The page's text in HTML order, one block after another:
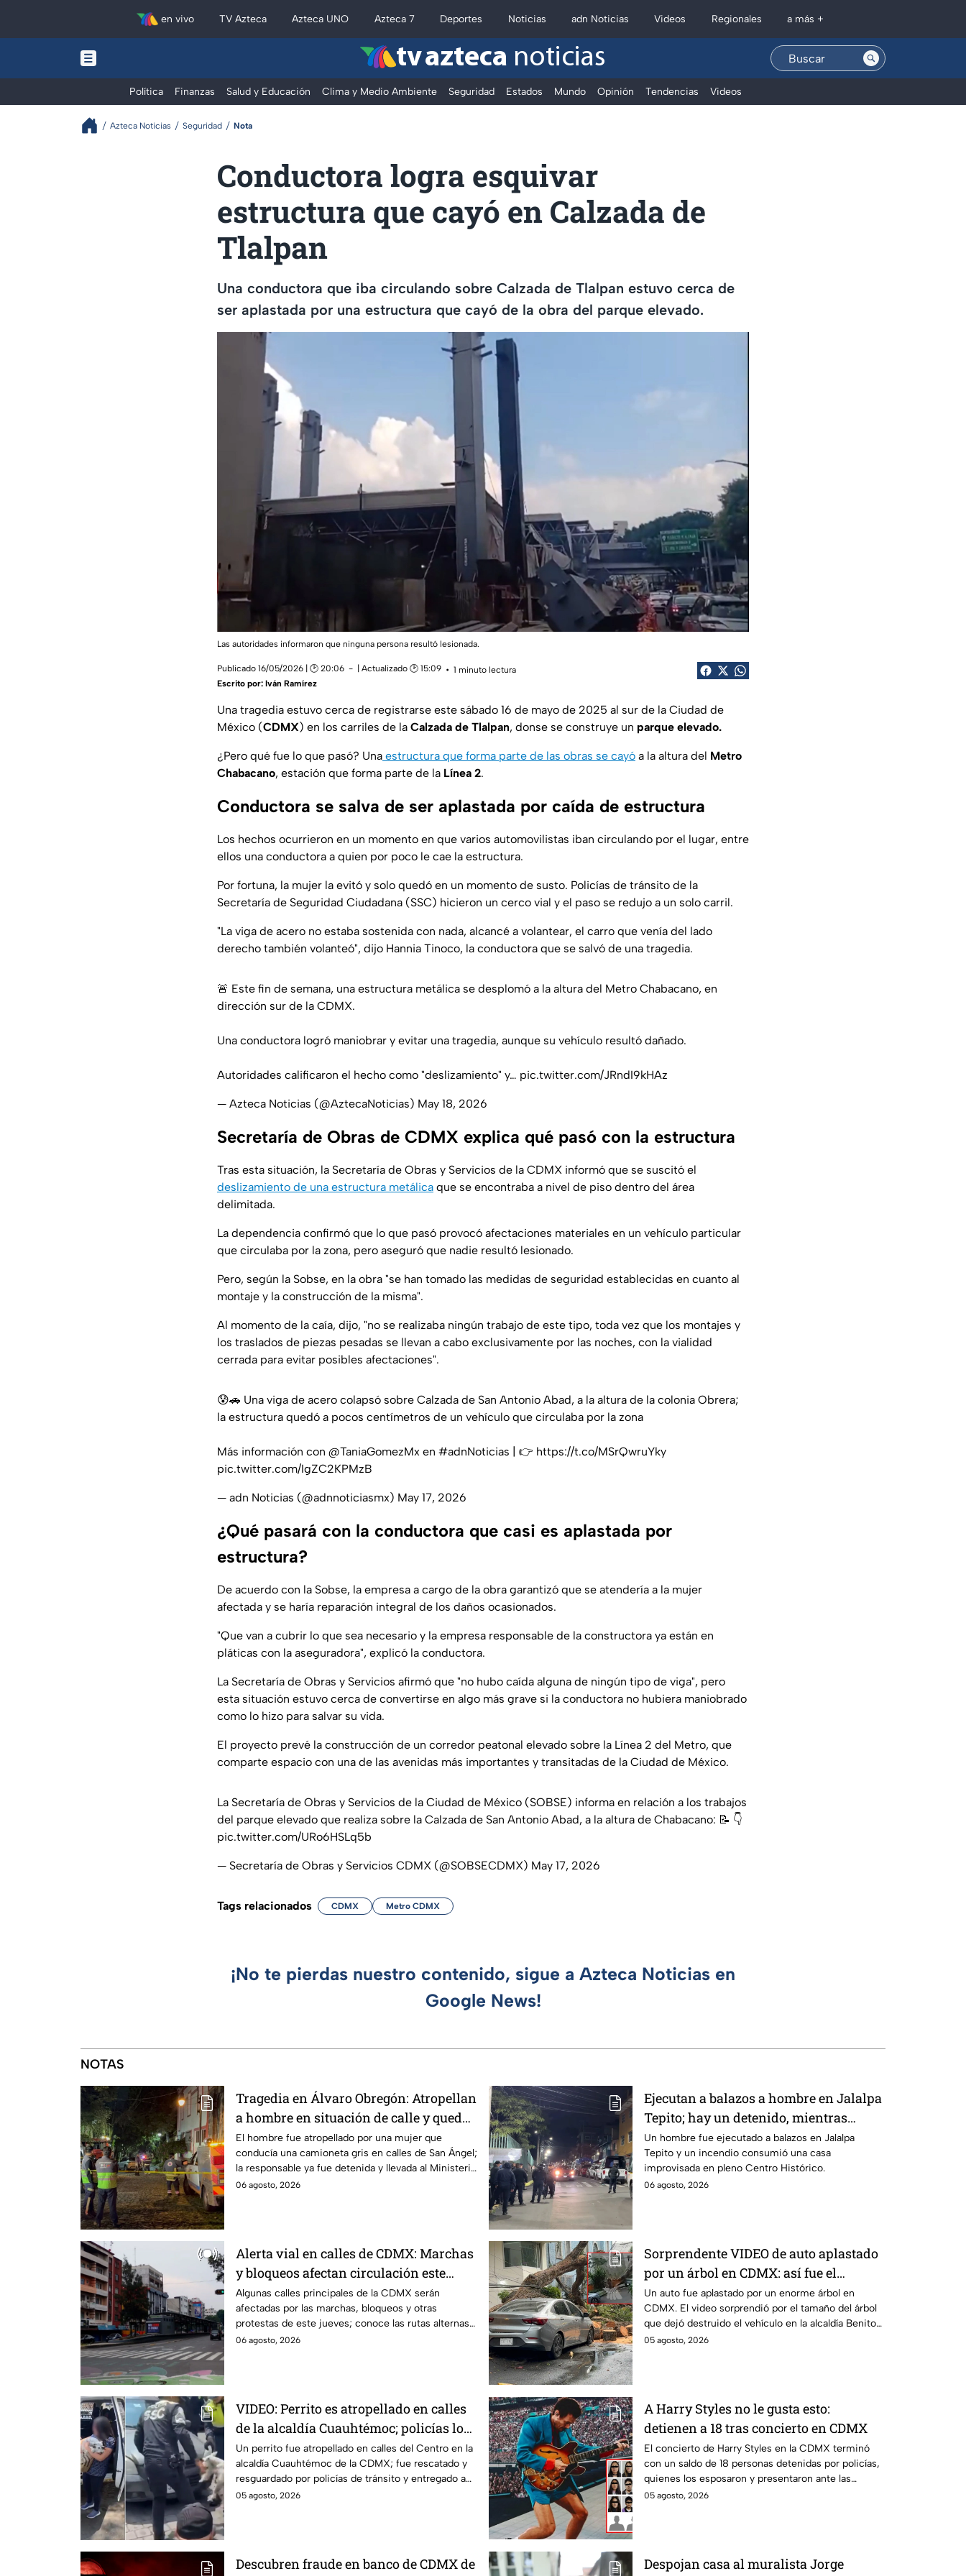
en vivo TV Azteca Azteca UNO Azteca 7 Deportes Noticias adn Noticias Videos Regionales a más +
tv azteca noticias
Política Finanzas Salud y Educación Clima y Medio Ambiente Seguridad Estados Mundo Opinión Tendencias Videos
Azteca Noticias Seguridad Nota
Conductora logra esquivar
estructura que cayó en Calzada de
Tlalpan
Una conductora que iba circulando sobre Calzada de Tlalpan estuvo cerca de
ser aplastada por una estructura que cayó de la obra del parque elevado.
Las autoridades informaron que ninguna persona resultó lesionada.
Publicado 16/05/2026 | 🕑 20:06 | Actualizado 🕑 15:09
1 minuto lectura
Escrito por: Iván Ramírez
Una tragedia estuvo cerca de registrarse este sábado 16 de mayo de 2025 al sur de la Ciudad de
México (CDMX) en los carriles de la Calzada de Tlalpan, donse se construye un parque elevado.
¿Pero qué fue lo que pasó? Una estructura que forma parte de las obras se cayó a la altura del Metro
Chabacano, estación que forma parte de la Línea 2.
Conductora se salva de ser aplastada por caída de estructura
Los hechos ocurrieron en un momento en que varios automovilistas iban circulando por el lugar, entre
ellos una conductora a quien por poco le cae la estructura.
Por fortuna, la mujer la evitó y solo quedó en un momento de susto. Policías de tránsito de la
Secretaría de Seguridad Ciudadana (SSC) hicieron un cerco vial y el paso se redujo a un solo carril.
"La viga de acero no estaba sostenida con nada, alcancé a volantear, el carro que venía del lado
derecho también volanteó", dijo Hannia Tinoco, la conductora que se salvó de una tragedia.
🚨 Este fin de semana, una estructura metálica se desplomó a la altura del Metro Chabacano, en
dirección sur de la CDMX.
Una conductora logró maniobrar y evitar una tragedia, aunque su vehículo resultó dañado.
Autoridades calificaron el hecho como "deslizamiento" y… pic.twitter.com/JRndI9kHAz
— Azteca Noticias (@AztecaNoticias) May 18, 2026
Secretaría de Obras de CDMX explica qué pasó con la estructura
Tras esta situación, la Secretaría de Obras y Servicios de la CDMX informó que se suscitó el
deslizamiento de una estructura metálica que se encontraba a nivel de piso dentro del área
delimitada.
La dependencia confirmó que lo que pasó provocó afectaciones materiales en un vehículo particular
que circulaba por la zona, pero aseguró que nadie resultó lesionado.
Pero, según la Sobse, en la obra "se han tomado las medidas de seguridad establecidas en cuanto al
montaje y la construcción de la misma".
Al momento de la caía, dijo, "no se realizaba ningún trabajo de este tipo, toda vez que los montajes y
los traslados de piezas pesadas se llevan a cabo exclusivamente por las noches, con la vialidad
cerrada para evitar posibles afectaciones".
😰🚗 Una viga de acero colapsó sobre Calzada de San Antonio Abad, a la altura de la colonia Obrera;
la estructura quedó a pocos centímetros de un vehículo que circulaba por la zona
Más información con @TaniaGomezMx en #adnNoticias | 👉 https://t.co/MSrQwruYky
pic.twitter.com/IgZC2KPMzB
— adn Noticias (@adnnoticiasmx) May 17, 2026
¿Qué pasará con la conductora que casi es aplastada por
estructura?
De acuerdo con la Sobse, la empresa a cargo de la obra garantizó que se atendería a la mujer
afectada y se haría reparación integral de los daños ocasionados.
"Que van a cubrir lo que sea necesario y la empresa responsable de la constructora ya están en
pláticas con la aseguradora", explicó la conductora.
La Secretaría de Obras y Servicios afirmó que "no hubo caída alguna de ningún tipo de viga", pero
esta situación estuvo cerca de convertirse en algo más grave si la conductora no hubiera maniobrado
como lo hizo para salvar su vida.
El proyecto prevé la construcción de un corredor peatonal elevado sobre la Línea 2 del Metro, que
comparte espacio con una de las avenidas más importantes y transitadas de la Ciudad de México.
La Secretaría de Obras y Servicios de la Ciudad de México (SOBSE) informa en relación a los trabajos
del parque elevado que realiza sobre la Calzada de San Antonio Abad, a la altura de Chabacano: 📝 👇
pic.twitter.com/URo6HSLq5b
— Secretaría de Obras y Servicios CDMX (@SOBSECDMX) May 17, 2026
Tags relacionados CDMX Metro CDMX
¡No te pierdas nuestro contenido, sigue a Azteca Noticias en
Google News!
NOTAS
Tragedia en Álvaro Obregón: Atropellan
a hombre en situación de calle y queda
prensado en San Ángel, CDMX
El hombre fue atropellado por una mujer que
conducía una camioneta gris en calles de San Ángel;
la responsable ya fue detenida y llevada al Ministerio
Público.
06 agosto, 2026
Ejecutan a balazos a hombre en Jalalpa
Tepito; hay un detenido, mientras
dormía
Un hombre fue ejecutado a balazos en Jalalpa
Tepito y un incendio consumió una casa
improvisada en pleno Centro Histórico.
06 agosto, 2026
Alerta vial en calles de CDMX: Marchas
y bloqueos afectan circulación este
jueves; rutas alternas
Algunas calles principales de la CDMX serán
afectadas por las marchas, bloqueos y otras
protestas de este jueves; conoce las rutas alternas y
evita el tráfico.
06 agosto, 2026
Sorprendente VIDEO de auto aplastado
por un árbol en CDMX: así fue el
momento exacto
Un auto fue aplastado por un enorme árbol en
CDMX. El video sorprendió por el tamaño del árbol
que dejó destruido el vehículo en la alcaldía Benito
Juárez.
05 agosto, 2026
VIDEO: Perrito es atropellado en calles
de la alcaldía Cuauhtémoc; policías lo
rescatan y entregan a su dueña
Un perrito fue atropellado en calles del Centro en la
alcaldía Cuauhtémoc de la CDMX; fue rescatado y
resguardado por policías de tránsito y entregado a
su dueña.
05 agosto, 2026
A Harry Styles no le gusta esto:
detienen a 18 tras concierto en CDMX
El concierto de Harry Styles en la CDMX terminó
con un saldo de 18 personas detenidas por policías,
quienes los esposaron y presentaron ante las
autoridades.
05 agosto, 2026
Descubren fraude en banco de CDMX de
Despojan casa al muralista Jorge